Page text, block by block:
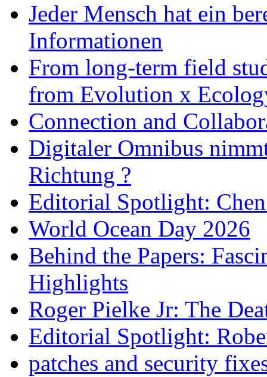
Jeder Mensch hat ein
Informationen
From long-term field
from Evolution x
Connection and
Digitaler Omnibus
Richtung ?
Editorial Spotlight:
World Ocean Day 2026
Behind the Papers:
Highlights
Roger Pielke Jr: The
Editorial Spotlight:
patches and security